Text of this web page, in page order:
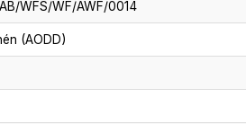
WFS/WF/AWF/0014
(AODD)